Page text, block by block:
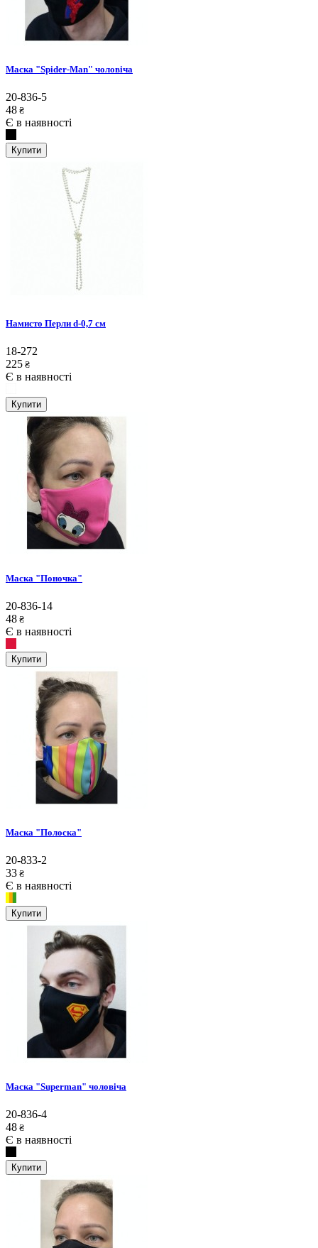
Маска "Spider-Man" чоловіча
20-836-5
48 ₴
Є в наявності
Купити
Намисто Перли d-0,7 см
18-272
225 ₴
Є в наявності
Купити
Маска "Поночка"
20-836-14
48 ₴
Є в наявності
Купити
Маска "Полоска"
20-833-2
33 ₴
Є в наявності
Купити
Маска "Superman" чоловіча
20-836-4
48 ₴
Є в наявності
Купити